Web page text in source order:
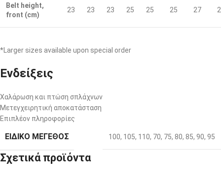
Belt height,
front (cm)
23 23 23 25 25 25 27
*Larger sizes available upon special order
Ενδείξεις
Χαλάρωση και πτώση σπλάχνων
Μετεγχειρητική αποκατάσταση
Επιπλέον πληροφορίες
ΕΙΔΙΚΌ ΜΈΓΕΘΟΣ 100, 105, 110, 70, 75, 80, 85, 90, 95
Σχετικά προϊόντα